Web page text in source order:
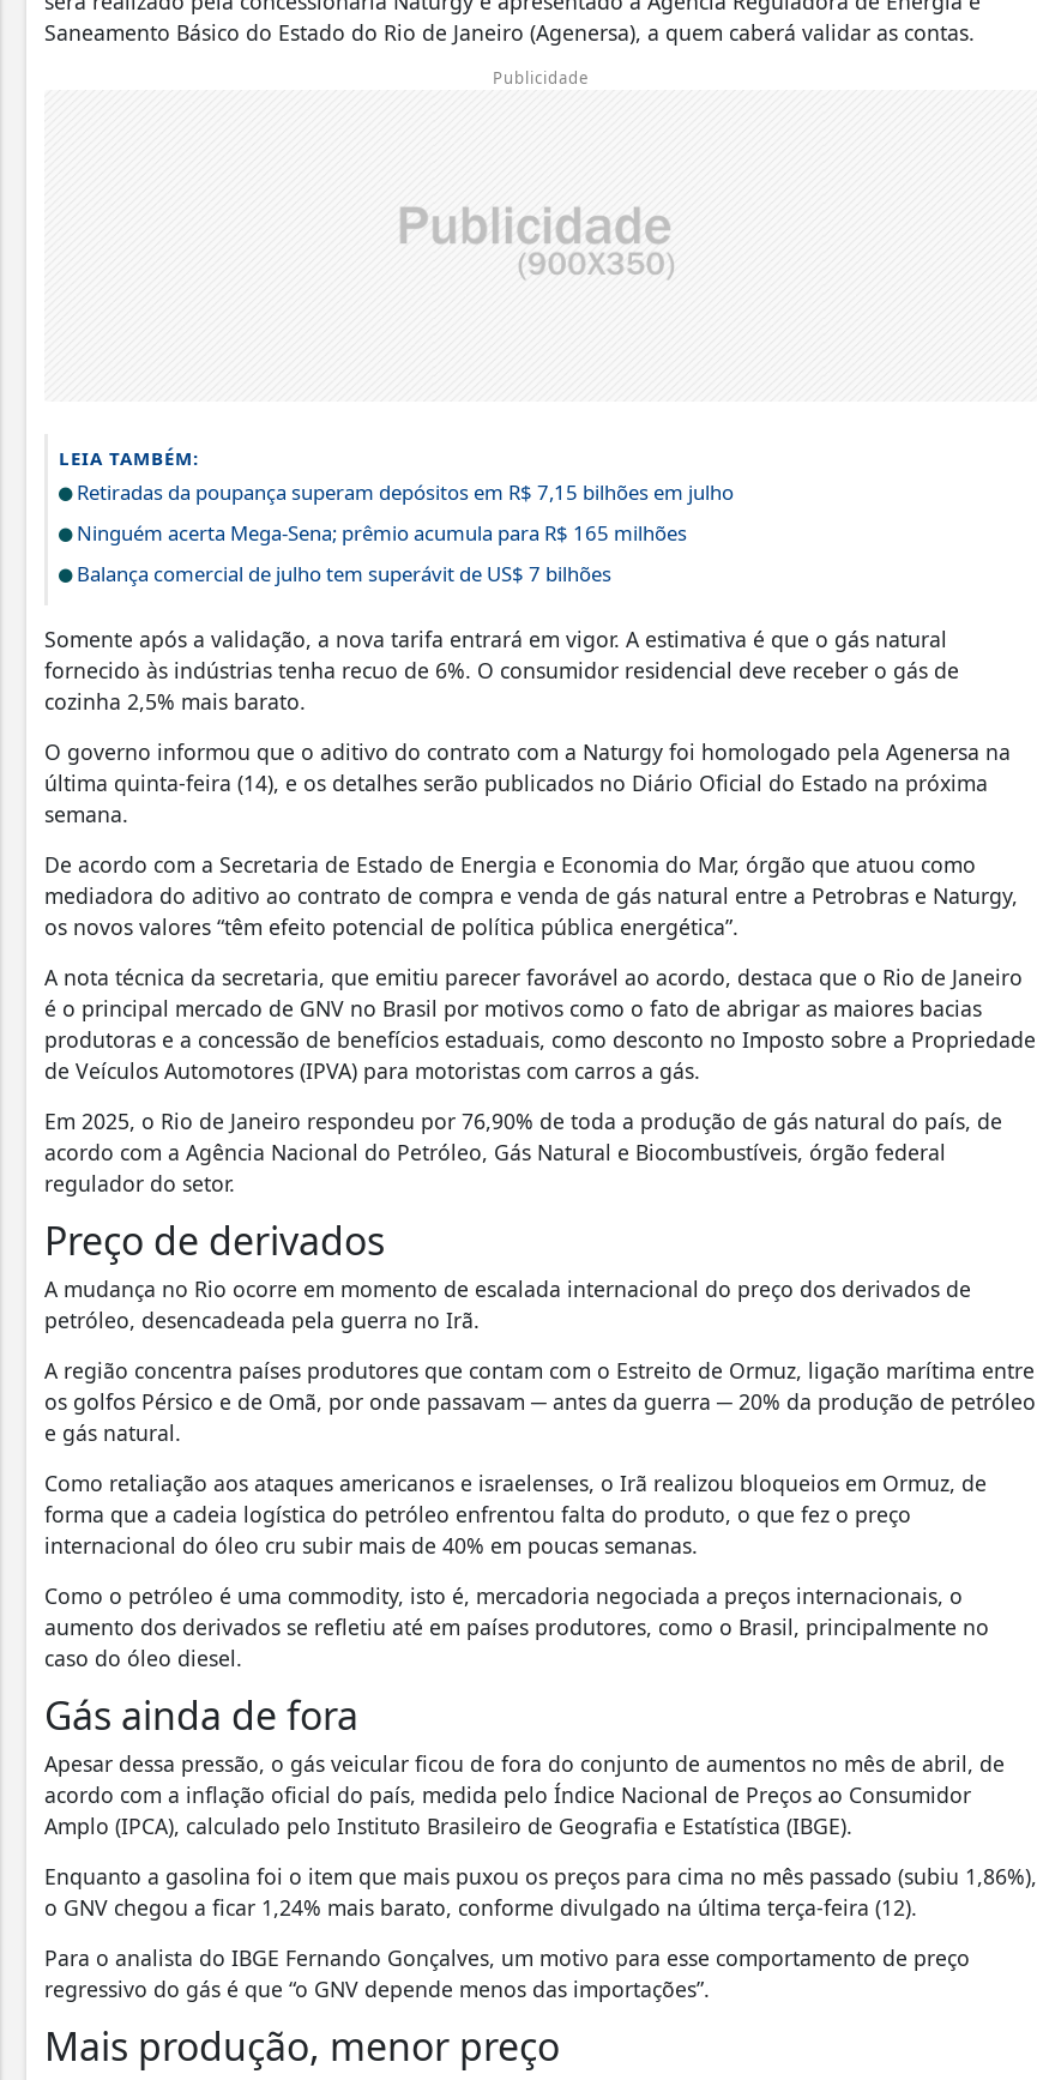
Saneamento Básico do Estado do Rio de Janeiro (Agenersa), a quem caberá validar as contas.
Publicidade
LEIA TAMBÉM:
Retiradas da poupança superam depósitos em R$ 7,15 bilhões em julho
Ninguém acerta Mega-Sena; prêmio acumula para R$ 165 milhões
Balança comercial de julho tem superávit de US$ 7 bilhões
Somente após a validação, a nova tarifa entrará em vigor. A estimativa é que o gás natural
fornecido às indústrias tenha recuo de 6%. O consumidor residencial deve receber o gás de
cozinha 2,5% mais barato.
O governo informou que o aditivo do contrato com a Naturgy foi homologado pela Agenersa na
última quinta-feira (14), e os detalhes serão publicados no Diário Oficial do Estado na próxima
semana.
De acordo com a Secretaria de Estado de Energia e Economia do Mar, órgão que atuou como
mediadora do aditivo ao contrato de compra e venda de gás natural entre a Petrobras e Naturgy,
os novos valores “têm efeito potencial de política pública energética”.
A nota técnica da secretaria, que emitiu parecer favorável ao acordo, destaca que o Rio de Janeiro
é o principal mercado de GNV no Brasil por motivos como o fato de abrigar as maiores bacias
produtoras e a concessão de benefícios estaduais, como desconto no Imposto sobre a Propriedade
de Veículos Automotores (IPVA) para motoristas com carros a gás.
Em 2025, o Rio de Janeiro respondeu por 76,90% de toda a produção de gás natural do país, de
acordo com a Agência Nacional do Petróleo, Gás Natural e Biocombustíveis, órgão federal
regulador do setor.
Preço de derivados
A mudança no Rio ocorre em momento de escalada internacional do preço dos derivados de
petróleo, desencadeada pela guerra no Irã.
A região concentra países produtores que contam com o Estreito de Ormuz, ligação marítima entre
os golfos Pérsico e de Omã, por onde passavam ─ antes da guerra ─ 20% da produção de petróleo
e gás natural.
Como retaliação aos ataques americanos e israelenses, o Irã realizou bloqueios em Ormuz, de
forma que a cadeia logística do petróleo enfrentou falta do produto, o que fez o preço
internacional do óleo cru subir mais de 40% em poucas semanas.
Como o petróleo é uma commodity, isto é, mercadoria negociada a preços internacionais, o
aumento dos derivados se refletiu até em países produtores, como o Brasil, principalmente no
caso do óleo diesel.
Gás ainda de fora
Apesar dessa pressão, o gás veicular ficou de fora do conjunto de aumentos no mês de abril, de
acordo com a inflação oficial do país, medida pelo Índice Nacional de Preços ao Consumidor
Amplo (IPCA), calculado pelo Instituto Brasileiro de Geografia e Estatística (IBGE).
Enquanto a gasolina foi o item que mais puxou os preços para cima no mês passado (subiu 1,86%),
o GNV chegou a ficar 1,24% mais barato, conforme divulgado na última terça-feira (12).
Para o analista do IBGE Fernando Gonçalves, um motivo para esse comportamento de preço
regressivo do gás é que “o GNV depende menos das importações”.
Mais produção, menor preço